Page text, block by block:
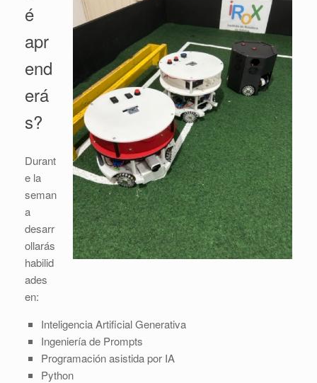
é
apr
end
erá
s?
Durant
e la
seman
a
desarr
ollarás
habilid
ades
en:
Inteligencia Artificial Generativa
Ingeniería de Prompts
Programación asistida por IA
Python